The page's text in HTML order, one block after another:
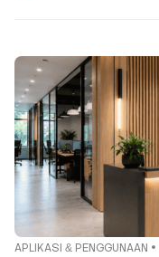
APLIKASI & PENGGUNAAN